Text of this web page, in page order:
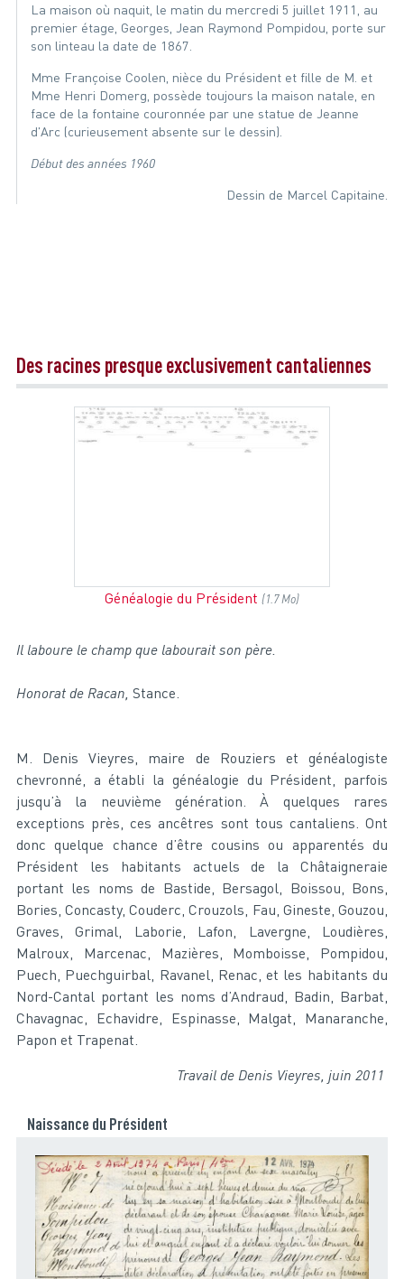
La maison où naquit, le matin du mercredi 5 juillet 1911, au
premier étage, Georges, Jean Raymond Pompidou, porte sur
son linteau la date de 1867.
Mme Françoise Coolen, nièce du Président et fille de M. et
Mme Henri Domerg, possède toujours la maison natale, en
face de la fontaine couronnée par une statue de Jeanne
d'Arc (curieusement absente sur le dessin).
Début des années 1960
Dessin de Marcel Capitaine.
Des racines presque exclusivement cantaliennes
Généalogie du Président (1.7 Mo)
Il laboure le champ que labourait son père.
Honorat de Racan, Stance.
M. Denis Vieyres, maire de Rouziers et généalogiste
chevronné, a établi la généalogie du Président, parfois
jusqu’à la neuvième génération. À quelques rares
exceptions près, ces ancêtres sont tous cantaliens. Ont
donc quelque chance d’être cousins ou apparentés du
Président les habitants actuels de la Châtaigneraie
portant les noms de Bastide, Bersagol, Boissou, Bons,
Bories, Concasty, Couderc, Crouzols, Fau, Gineste, Gouzou,
Graves, Grimal, Laborie, Lafon, Lavergne, Loudières,
Malroux, Marcenac, Mazières, Momboisse, Pompidou,
Puech, Puechguirbal, Ravanel, Renac, et les habitants du
Nord-Cantal portant les noms d’Andraud, Badin, Barbat,
Chavagnac, Echavidre, Espinasse, Malgat, Manaranche,
Papon et Trapenat.
Travail de Denis Vieyres, juin 2011
Naissance du Président